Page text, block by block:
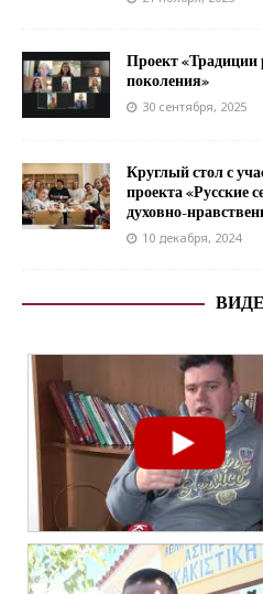
Проект «Традиции
поколения»
30 сентября, 2025
Круглый стол с
проекта «Русские
духовно-
10 декабря, 2024